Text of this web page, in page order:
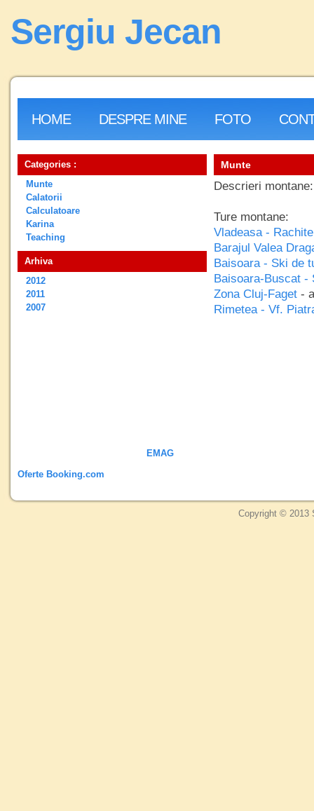
Sergiu Jecan
HOME DESPRE MINE FOTO
Categories :
Munte
Calatorii
Calculatoare
Karina
Teaching
Arhiva
2012
2011
2007
EMAG
Oferte Booking.com
Munte
Descrieri montane:
Ture montane:
Vladeasa -
Barajul Valea
Baisoara - Ski de
Baisoara-Buscat -
Zona Cluj-Faget -
Rimetea - Vf.
Copyright © 2013